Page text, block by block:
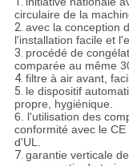
circulaire de la
2. avec la conception
l'installation facile et
3. procédé de
comparée au même
4. filtre à air avant,
5. le dispositif
propre, hygiénique.
6. l'utilisation des
conformité avec le
d'UL.
7. garantie verticale